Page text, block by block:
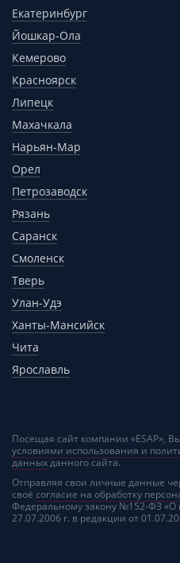
Екатеринбург
Йошкар-Ола
Кемерово
Красноярск
Липецк
Махачкала
Нарьян-Мар
Орел
Петрозаводск
Рязань
Саранск
Смоленск
Тверь
Улан-Удэ
Ханты-Мансийск
Чита
Ярославль
Посещая сайт компании «ESAP»,
условиями использования и
данныхданного сайта.
Отправляя свои личные данные
своё согласие на обработку
Федеральному закону №152-ФЗ «О
27.07.2006 г. в редакции от